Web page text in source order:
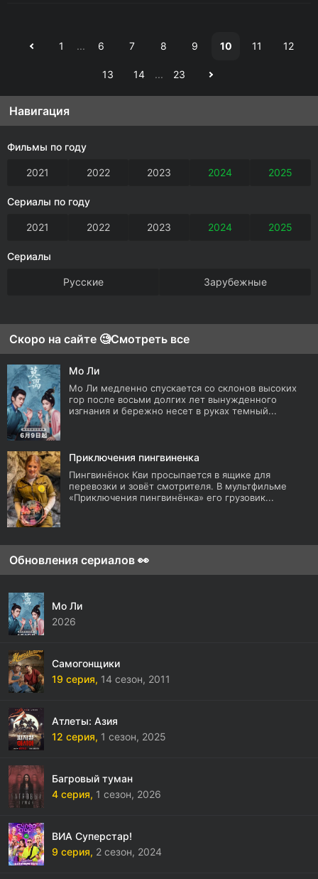
1 ... 6 7 8 9 10 11 12
13 14 ... 23
Навигация
Фильмы по году
2021 2022 2023 2024 2025
Сериалы по году
2021 2022 2023 2024 2025
Сериалы
Русские Зарубежные
Скоро на сайте 🧐Смотреть все
Мо Ли
Мо Ли медленно спускается со склонов высоких
гор после восьми долгих лет вынужденного
изгнания и бережно несет в руках темный...
Приключения пингвиненка
Пингвинёнок Кви просыпается в ящике для
перевозки и зовёт смотрителя. В мультфильме
«Приключения пингвинёнка» его грузовик...
Обновления сериалов 👀
Мо Ли
2026
Самогонщики
19 серия, 14 сезон, 2011
Атлеты: Азия
12 серия, 1 сезон, 2025
Багровый туман
4 серия, 1 сезон, 2026
ВИА Суперстар!
9 серия, 2 сезон, 2024